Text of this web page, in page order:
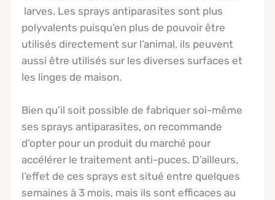
larves. Les sprays antiparasites sont plus
polyvalents puisqu’en plus de pouvoir être
utilisés directement sur l’animal, ils peuvent
aussi être utilisés sur les diverses surfaces et
les linges de maison.
Bien qu’il soit possible de fabriquer soi-même
ses sprays antiparasites, on recommande
d’opter pour un produit du marché pour
accélérer le traitement anti-puces. D’ailleurs,
l’effet de ces sprays est situé entre quelques
semaines à 3 mois, mais ils sont efficaces au